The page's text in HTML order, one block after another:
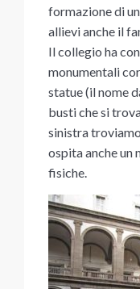
formazione di
allievi anche il
Il collegio ha
monumentali
statue (il nome
busti che si
sinistra
ospita anche un
fisiche.